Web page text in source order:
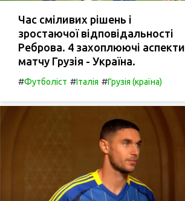
Час сміливих рішень і
зростаючої відповідальності
Реброва. 4 захоплюючі аспекти
матчу Грузія - Україна.
#Футболіст #Італія #Грузія (країна)